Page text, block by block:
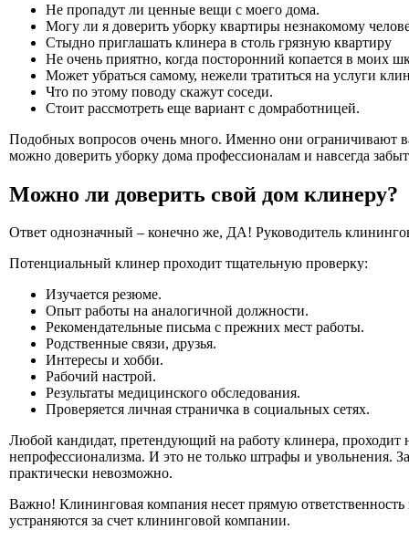
Не пропадут ли ценные вещи с моего дома.
Могу ли я доверить уборку квартиры незнакомому
Стыдно приглашать клинера в столь грязную квартиру
Не очень приятно, когда посторонний копается в моих
Может убраться самому, нежели тратиться на услуги
Что по этому поводу скажут соседи.
Стоит рассмотреть еще вариант с домработницей.
Подобных вопросов очень много. Именно они ограничивают
можно доверить уборку дома профессионалам и навсегда
Можно ли доверить свой дом клинеру?
Ответ однозначный – конечно же, ДА! Руководитель
Потенциальный клинер проходит тщательную проверку:
Изучается резюме.
Опыт работы на аналогичной должности.
Рекомендательные письма с прежних мест работы.
Родственные связи, друзья.
Интересы и хобби.
Рабочий настрой.
Результаты медицинского обследования.
Проверяется личная страничка в социальных сетях.
Любой кандидат, претендующий на работу клинера, проходит
непрофессионализма. И это не только штрафы и увольнения.
практически невозможно.
Важно! Клининговая компания несет прямую
устраняются за счет клининговой компании.